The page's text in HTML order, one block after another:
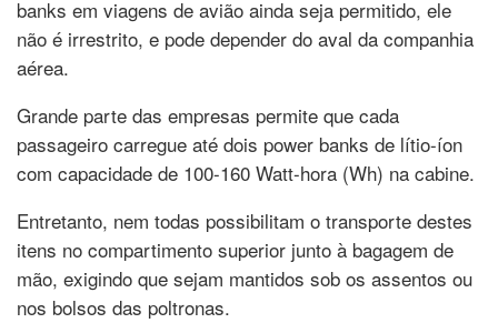
banks em viagens de avião ainda seja permitido, ele
não é irrestrito, e pode depender do aval da companhia
aérea.
Grande parte das empresas permite que cada
passageiro carregue até dois power banks de lítio-íon
com capacidade de 100-160 Watt-hora (Wh) na cabine.
Entretanto, nem todas possibilitam o transporte destes
itens no compartimento superior junto à bagagem de
mão, exigindo que sejam mantidos sob os assentos ou
nos bolsos das poltronas.